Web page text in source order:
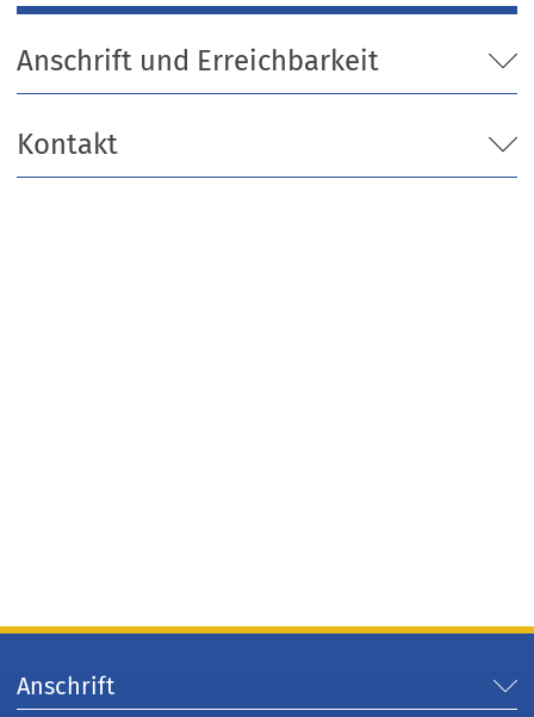
Anschrift und Erreichbarkeit
Kontakt
Anschrift